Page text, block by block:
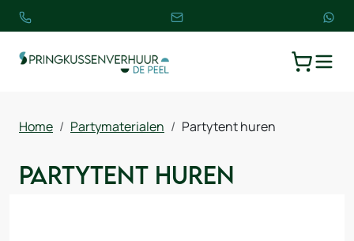
Home Partymaterialen Partytent huren
Partytent huren